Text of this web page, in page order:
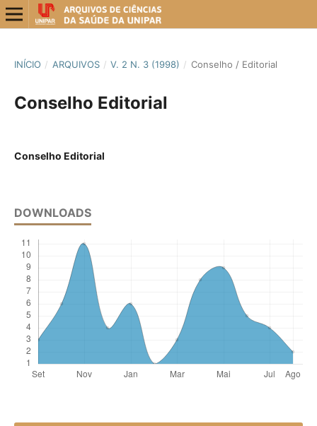
INÍCIO / ARQUIVOS / V. 2 N. 3 (1998) / Conselho / Editorial
Conselho Editorial
Conselho Editorial
DOWNLOADS